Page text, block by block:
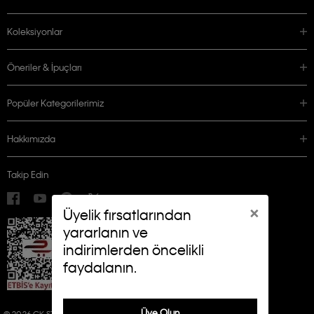
×
Üyelik fırsatlarından
yararlanın ve
indirimlerden öncelikli
faydalanın.
Koleksiyonlar
Öneriler & İpuçları
Popüler Kategorilerimiz
Hakkımızda
Takip Edin